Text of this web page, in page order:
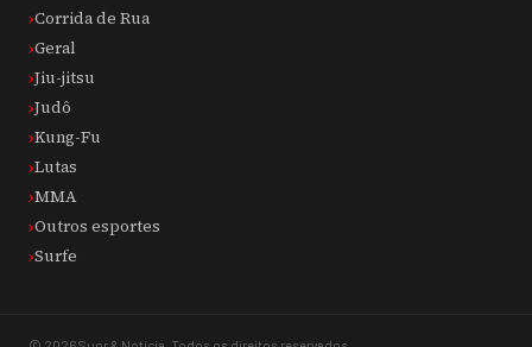
Corrida de Rua
Geral
Jiu-jitsu
Judô
Kung-Fu
Lutas
MMA
Outros esportes
Surfe